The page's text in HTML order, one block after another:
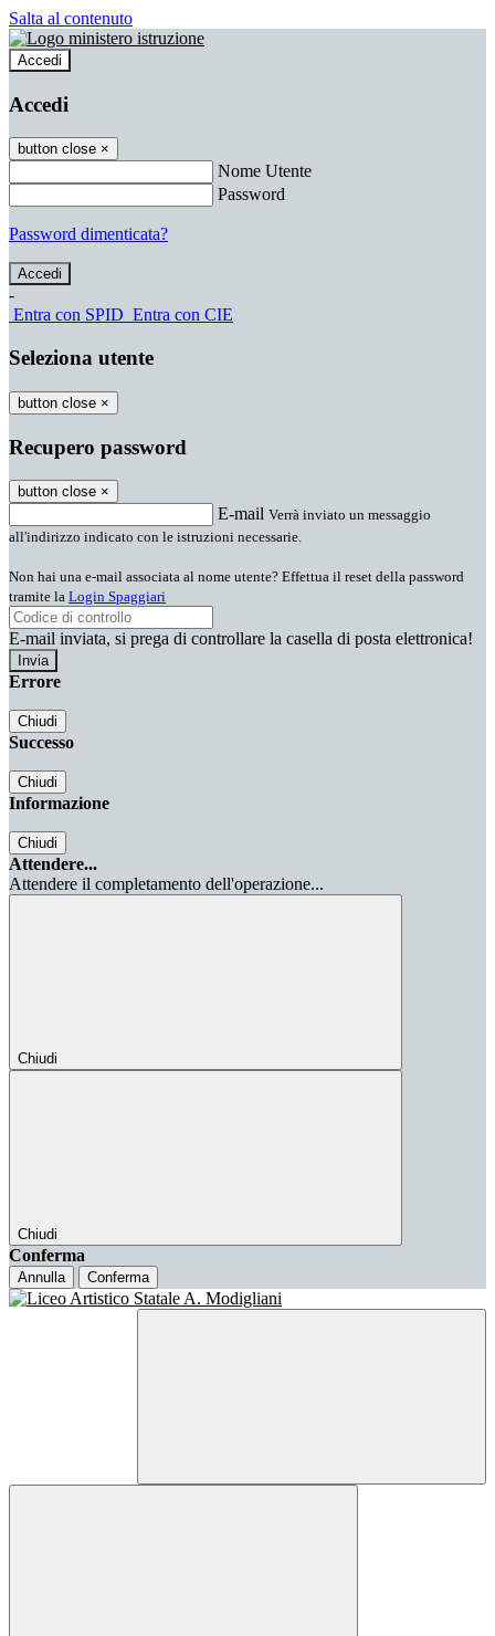
Salta al contenuto
Accedi
Accedi
button close ×
Nome Utente
Password
Password dimenticata?
-
Entra con SPID Entra con CIE
Seleziona utente
button close ×
Recupero password
button close ×
E-mail Verrà inviato un messaggio
all'indirizzo indicato con le istruzioni necessarie.
Non hai una e-mail associata al nome utente? Effettua il reset della password
tramite la Login Spaggiari
E-mail inviata, si prega di controllare la casella di posta elettronica!
Errore
Chiudi
Successo
Chiudi
Informazione
Chiudi
Attendere...
Attendere il completamento dell'operazione...
Chiudi
Chiudi
Conferma
Annulla Conferma